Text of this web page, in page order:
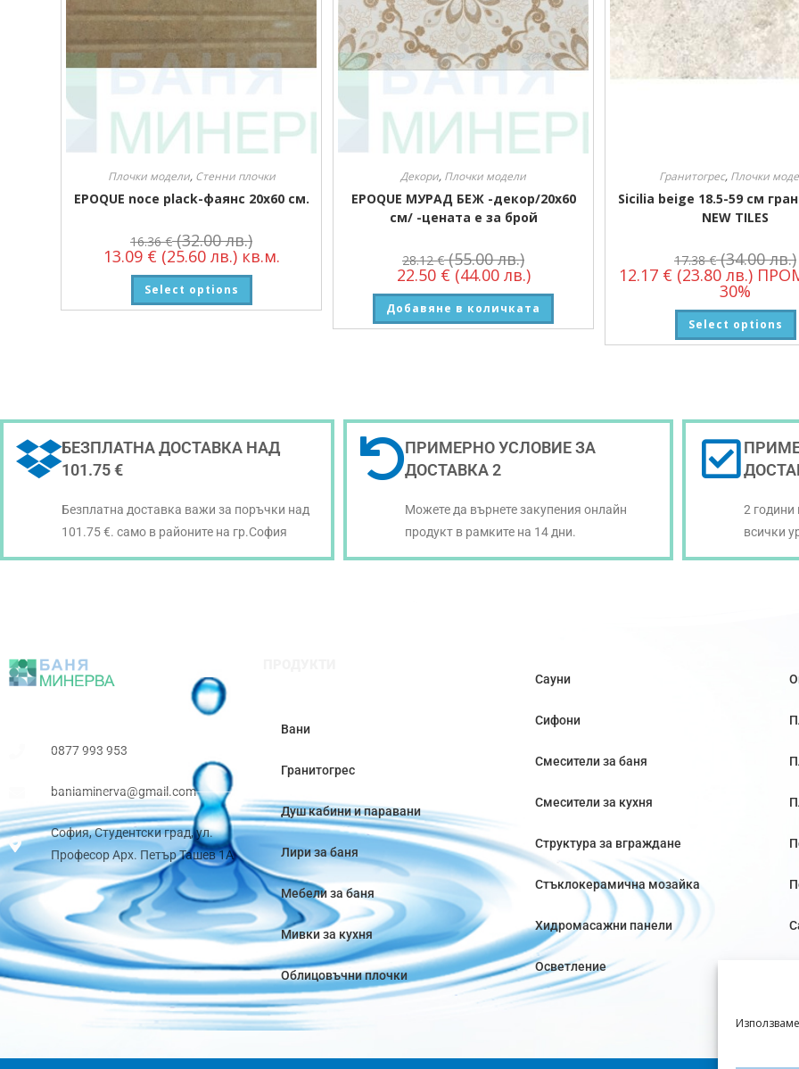
Плочки модели, Стенни плочки
EPOQUE noce plack-фаянс 20х60 см.
16.36€ (32.00 лв.)
13.09 € (25.60 лв.)кв.м.
Select options
Декори, Плочки модели
EPOQUE МУРАД БЕЖ -декор/20х60
см/ -цената е за брой
28.12€ (55.00 лв.)
22.50 € (44.00 лв.)
Добавяне в количката
Гранитогрес, Плочки
Sicilia beige 18.5-59 см
NEW TILES
17.38€ (34.00 лв.)
12.17 € (23.80 лв.)
30%
Select options
БЕЗПЛАТНА ДОСТАВКА НАД
101.75 €
Безплатна доставка важи за поръчки над
101.75 €. само в районите на гр.София
ПРИМЕРНО УСЛОВИЕ ЗА
ДОСТАВКА 2
Можете да върнете закупения онлайн
продукт в рамките на 14 дни.
2
всички
0877 993 953
baniaminerva@gmail.com
София, Студентски град, ул.
Професор Арх. Петър Ташев 1А
Вани
Гранитогрес
Душ кабини и паравани
Лири за баня
Мебели за баня
Мивки за кухня
Облицовъчни плочки
Сауни
Сифони
Смесители за баня
Смесители за кухня
Структура за вграждане
Стъклокерамична мозайка
Хидромасажни панели
Осветление